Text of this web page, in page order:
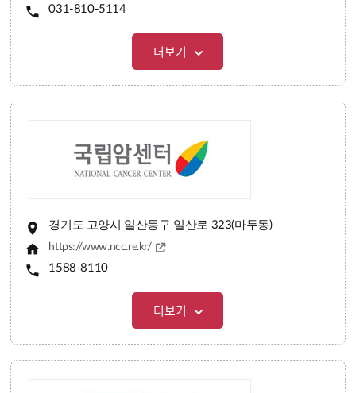
031-810-5114
더보기
경기도 고양시 일산동구 일산로 323(마두동)
https://www.ncc.re.kr/
1588-8110
더보기